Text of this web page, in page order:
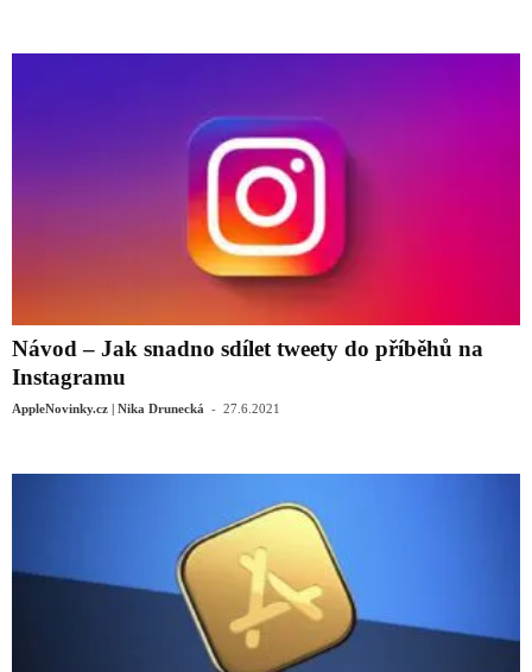
Návod – Jak snadno sdílet tweety do příběhů na
Instagramu
AppleNovinky.cz | Nika Drunecká - 27.6.2021